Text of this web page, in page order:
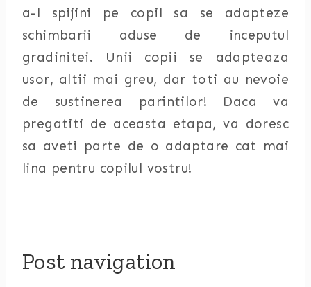
a-l spijini pe copil sa se adapteze
schimbarii aduse de inceputul
gradinitei. Unii copii se adapteaza
usor, altii mai greu, dar toti au nevoie
de sustinerea parintilor! Daca va
pregatiti de aceasta etapa, va doresc
sa aveti parte de o adaptare cat mai
lina pentru copilul vostru!
Post navigation